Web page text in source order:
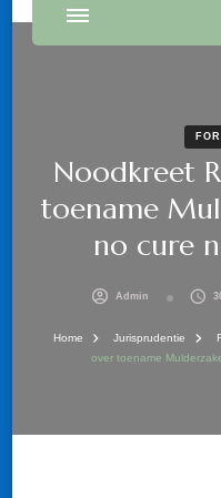
Noodkreet
toename
no cure
Admin
Home Jurisprudentie
over toename